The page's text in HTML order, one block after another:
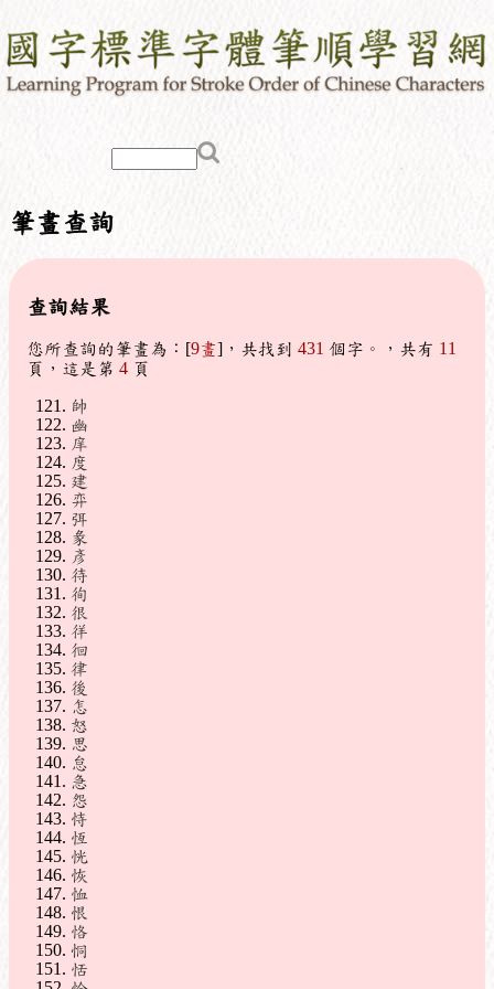
筆畫查詢
查詢結果
您所查詢的筆畫為：[9畫]，共找到 431 個字。，共有 11
頁，這是第 4 頁
帥
幽
庠
度
建
弈
弭
彖
彥
待
徇
很
徉
徊
律
後
怎
怒
思
怠
急
怨
恃
恆
恍
恢
恤
恨
恪
恫
恬